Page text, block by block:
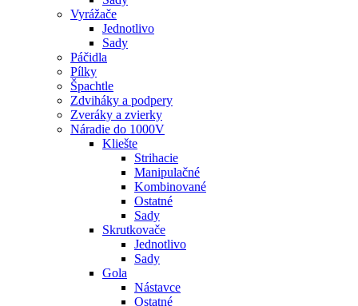
Vyrážače
Jednotlivo
Sady
Páčidla
Pílky
Špachtle
Zdviháky a podpery
Zveráky a zvierky
Náradie do 1000V
Kliešte
Strihacie
Manipulačné
Kombinované
Ostatné
Sady
Skrutkovače
Jednotlivo
Sady
Gola
Nástavce
Ostatné